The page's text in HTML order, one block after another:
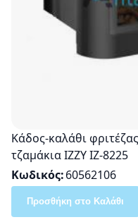
Κάδος-καλάθι
τζαμάκια IZZY IZ-8225
Κωδικός 60562106
Προσθήκη στο Καλάθι